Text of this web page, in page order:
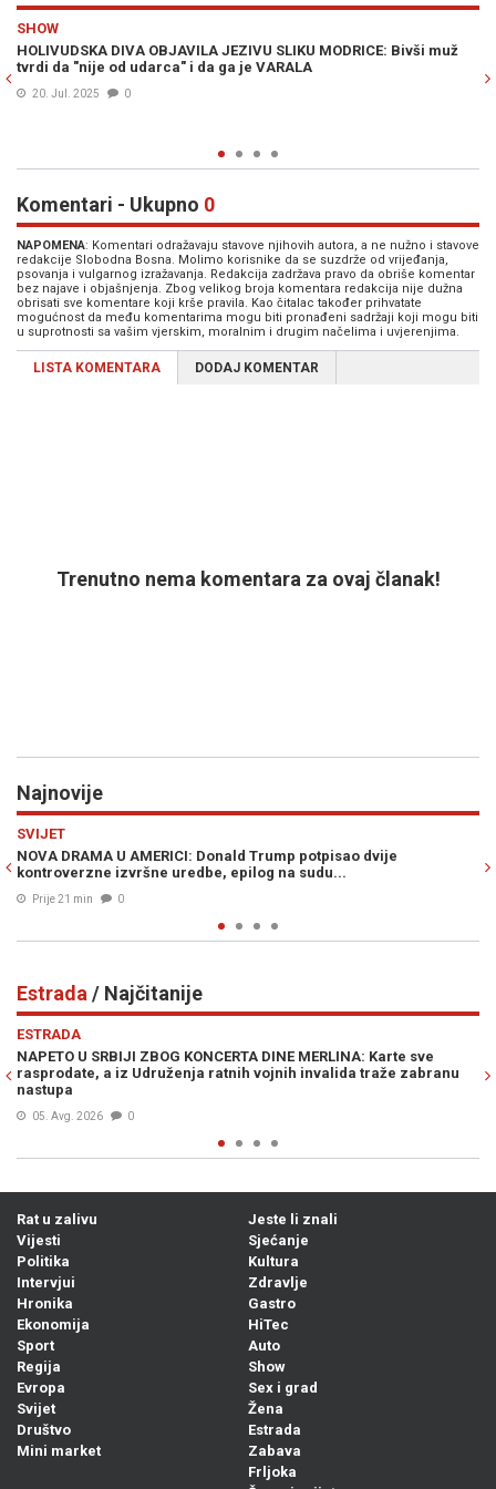
DIVA OBJAVILA JEZIVU SLIKU MODRICE: Bivši muž
udarca" i da ga je VARALA
0
IZGLEDA
Komentari - Ukupno 0
NAPOMENA: Komentari odražavaju stavove njihovih autora, a ne nužno i stavove
redakcije Slobodna Bosna. Molimo korisnike da se suzdrže od vrijeđanja,
psovanja i vulgarnog izražavanja. Redakcija zadržava pravo da obriše komentar
bez najave i objašnjenja. Zbog velikog broja komentara redakcija nije dužna
obrisati sve komentare koji krše pravila. Kao čitalac također prihvatate
mogućnost da među komentarima mogu biti pronađeni sadržaji koji mogu biti
u suprotnosti sa vašim vjerskim, moralnim i drugim načelima i uvjerenjima.
LISTA KOMENTARA DODAJ KOMENTAR
Trenutno nema komentara za ovaj članak!
Najnovije
U AMERICI: Donald Trump potpisao dvije
izvršne uredbe, epilog na sudu...
0
je stoljećima
Estrada / Najčitanije
SRBIJI ZBOG KONCERTA DINE MERLINA: Karte sve
a iz Udruženja ratnih vojnih invalida traže zabranu
0
528
otkrila ni
Rat u zalivu
Vijesti
Politika
Intervjui
Hronika
Ekonomija
Sport
Regija
Evropa
Svijet
Društvo
Mini market
Jeste li znali
Sjećanje
Kultura
Zdravlje
Gastro
HiTec
Auto
Show
Sex i grad
Žena
Estrada
Zabava
Frljoka